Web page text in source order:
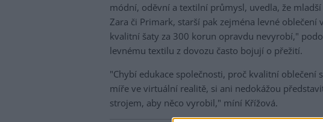
módní, oděvní a textilní průmysl, uvedla, že
Zara či Primark, starší pak zejména levné
kvalitní šaty za 300 korun opravdu nevyrobí,"
levnému textilu z dovozu často bojují o přežití.
"Chybí edukace společnosti, proč kvalitní
míře ve virtuální realitě, si ani nedokážou
strojem, aby něco vyrobil," míní Křížová.